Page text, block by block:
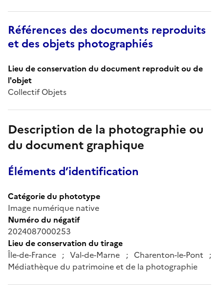
Références des documents reproduits
et des objets photographiés
Lieu de conservation du document reproduit ou de
l'objet
Collectif Objets
Description de la photographie ou
du document graphique
Éléments d’identification
Catégorie du phototype
Image numérique native
Numéro du négatif
2024087000253
Lieu de conservation du tirage
Île-de-France ; Val-de-Marne ; Charenton-le-Pont ;
Médiathèque du patrimoine et de la photographie